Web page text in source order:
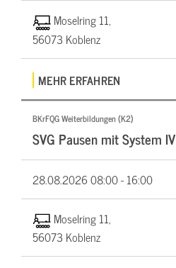
Moselring 11,
56073 Koblenz
MEHR ERFAHREN
BKrFQG Weiterbildungen (K2)
SVG Pausen mit System IV
28.08.202608:00 - 16:00
Moselring 11,
56073 Koblenz